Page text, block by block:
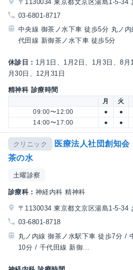
〒1130034 東京都文京区湯島1-5-34
03-6801-8717
中央線 御茶ノ水下車 徒歩5分 丸ノ
代田線 新御茶ノ水下車 徒歩5分
休診日： 1月1日、1月2日、1月3日、8
月30日、12月31日
精神科 診療時間
月 火
09:00〜12:00
● ●
14:00〜17:00
● ●
クリニック
医療法人社団創知
茶の水
土曜診察
診療科： 神経内科 精神科
〒1130034 東京都文京区湯島1-5-34
03-6801-8718
丸ノ内線 御茶ノ水駅下車 徒歩7分 /
10分 / 千代田線 新御...